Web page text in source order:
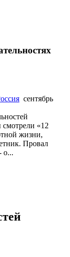
сентябрь
«12
жизни,
Провал
о...